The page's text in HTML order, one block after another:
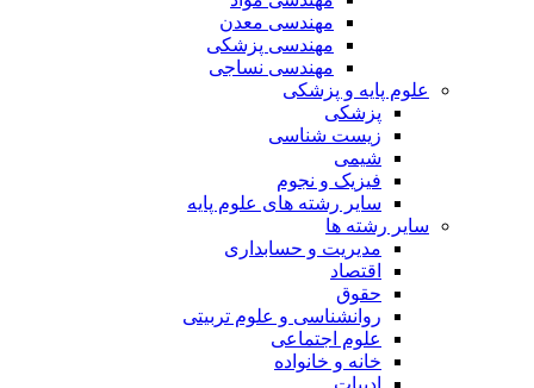
مهندسی معدن
مهندسی پزشکی
مهندسی نساجی
علوم پایه و پزشکی
پزشکی
زیست شناسی
شیمی
فیزیک و نجوم
سایر رشته های علوم پایه
سایر رشته ها
مدیریت و حسابداری
اقتصاد
حقوق
روانشناسی و علوم تربیتی
علوم اجتماعی
خانه و خانواده
ادبیات